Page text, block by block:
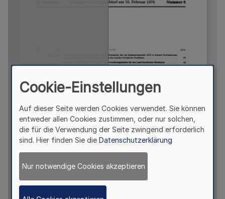
Cookie-Einstellungen
Auf dieser Seite werden Cookies verwendet. Sie können
entweder allen Cookies zustimmen, oder nur solchen,
die für die Verwendung der Seite zwingend erforderlich
sind. Hier finden Sie die Datenschutzerklärung
Nur notwendige Cookies akzeptieren